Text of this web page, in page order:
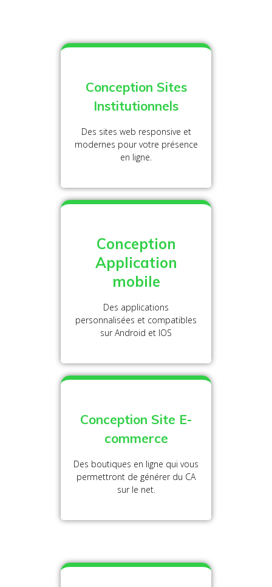
Conception Sites
Institutionnels
Des sites web responsive et
modernes pour votre présence
en ligne.
Conception
Application
mobile
Des applications
personnalisées et compatibles
sur Android et IOS
Conception Site E-
commerce
Des boutiques en ligne qui vous
permettront de générer du CA
sur le net.